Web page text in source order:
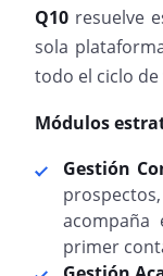
Q10 resuelve
sola
todo el ciclo
Módulos
Gestión
acompaña
primer